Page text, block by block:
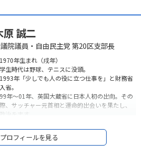
原 誠二
院議員・自由民主党 第20区支部長
1970年生まれ（戌年）
学生時代は野球、テニスに没頭。
1993年「少しでも人の役に立つ仕事を」と財務省
入省。
99年～01年、英国大蔵省に日本人初の出向。その
際、サッチャー元首相と運命的出会いを果たし、
政治を志す。
09年～12年、落選中の3年間、民間企業で営業マ
ンとして経済の現場で働きながら、地元政治活動
プロフィールを見る